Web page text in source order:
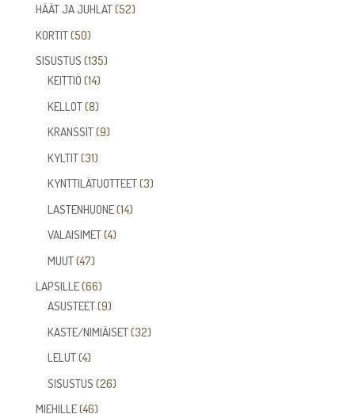
HÄÄT JA JUHLAT 5252
KORTIT 5050
tuotetta
SISUSTUS 135135
KEITTIÖ 1414
tuotetta
KELLOT 88
tuotetta
KRANSSIT 99
KYLTIT 3131
tuotetta
KYNTTILÄTUOTTEET 33
LASTENHUONE 1414
VALAISIMET 44
MUUT 4747
tuotetta
LAPSILLE 6666
tuotetta
ASUSTEET 99
tuotetta
KASTE/NIMIÄISET 3232
LELUT 44
tuotetta
SISUSTUS 2626
MIEHILLE 4646